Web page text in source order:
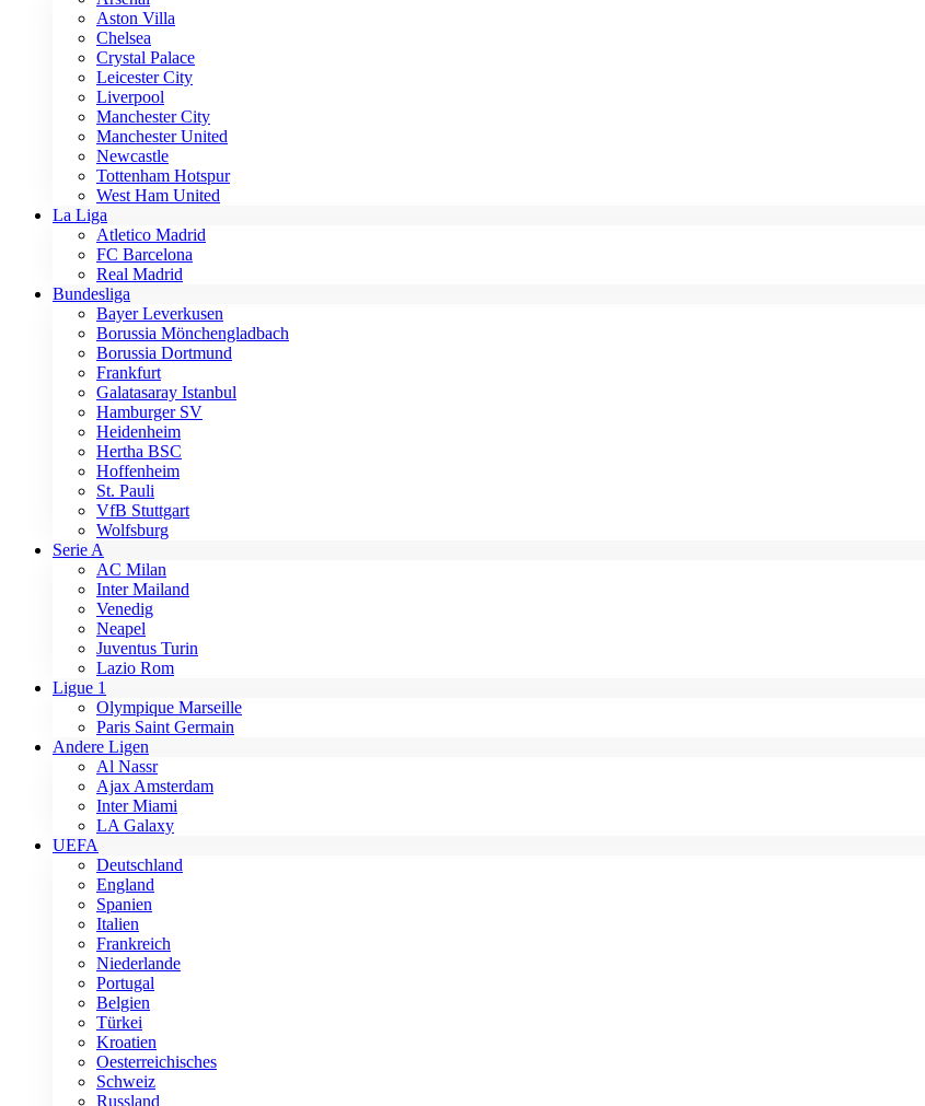
Aston Villa
Chelsea
Crystal Palace
Leicester City
Liverpool
Manchester City
Manchester United
Newcastle
Tottenham Hotspur
West Ham United
La Liga
Atletico Madrid
FC Barcelona
Real Madrid
Bundesliga
Bayer Leverkusen
Borussia Mönchengladbach
Borussia Dortmund
Frankfurt
Galatasaray Istanbul
Hamburger SV
Heidenheim
Hertha BSC
Hoffenheim
St. Pauli
VfB Stuttgart
Wolfsburg
Serie A
AC Milan
Inter Mailand
Venedig
Neapel
Juventus Turin
Lazio Rom
Ligue 1
Olympique Marseille
Paris Saint Germain
Andere Ligen
Al Nassr
Ajax Amsterdam
Inter Miami
LA Galaxy
UEFA
Deutschland
England
Spanien
Italien
Frankreich
Niederlande
Portugal
Belgien
Türkei
Kroatien
Oesterreichisches
Schweiz
Russland